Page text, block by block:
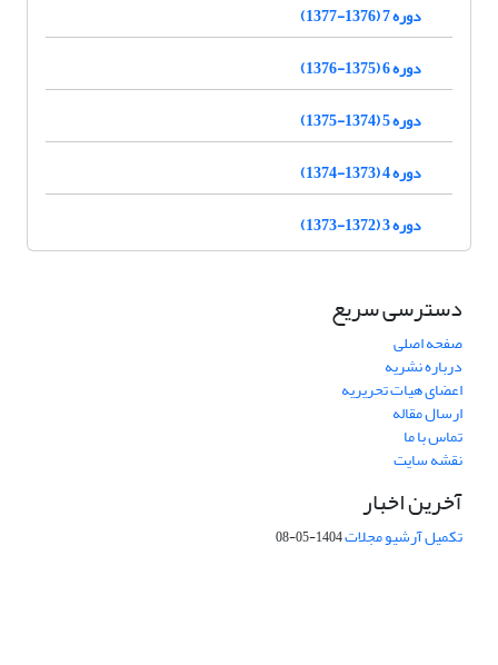
دوره 7 (1376-1377)
دوره 6 (1375-1376)
دوره 5 (1374-1375)
دوره 4 (1373-1374)
دوره 3 (1372-1373)
دسترسی سریع
صفحه اصلی
درباره نشریه
اعضای هیات تحریریه
ارسال مقاله
تماس با ما
نقشه سایت
آخرین اخبار
تکمیل آرشیو مجلات1404-05-08